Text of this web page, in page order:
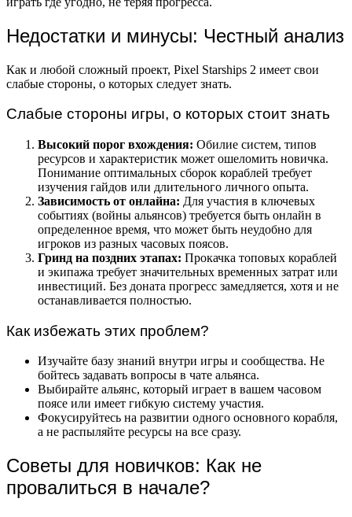
Недостатки и минусы: Честный анализ
Как и любой сложный проект, Pixel Starships 2 имеет свои
слабые стороны, о которых следует знать.
Слабые стороны игры, о которых стоит знать
Высокий порог вхождения: Обилие систем, типов
ресурсов и характеристик может ошеломить новичка.
Понимание оптимальных сборок кораблей требует
изучения гайдов или длительного личного опыта.
Зависимость от онлайна: Для участия в ключевых
событиях (войны альянсов) требуется быть онлайн в
определенное время, что может быть неудобно для
игроков из разных часовых поясов.
Гринд на поздних этапах: Прокачка топовых кораблей
и экипажа требует значительных временных затрат или
инвестиций. Без доната прогресс замедляется, хотя и не
останавливается полностью.
Как избежать этих проблем?
Изучайте базу знаний внутри игры и сообщества. Не
бойтесь задавать вопросы в чате альянса.
Выбирайте альянс, который играет в вашем часовом
поясе или имеет гибкую систему участия.
Фокусируйтесь на развитии одного основного корабля,
а не распыляйте ресурсы на все сразу.
Советы для новичков: Как не
провалиться в начале?